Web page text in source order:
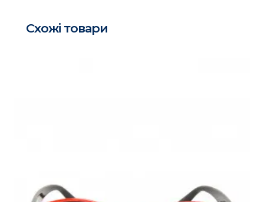
Схожі товари